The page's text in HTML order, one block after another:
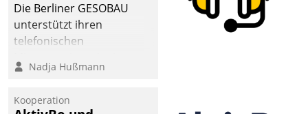
Die Berliner GESOBAU
unterstützt ihren
telefonischen
digitalen Cockpit, das
passende Fragen und
Nadja Hußmann
Kooperation